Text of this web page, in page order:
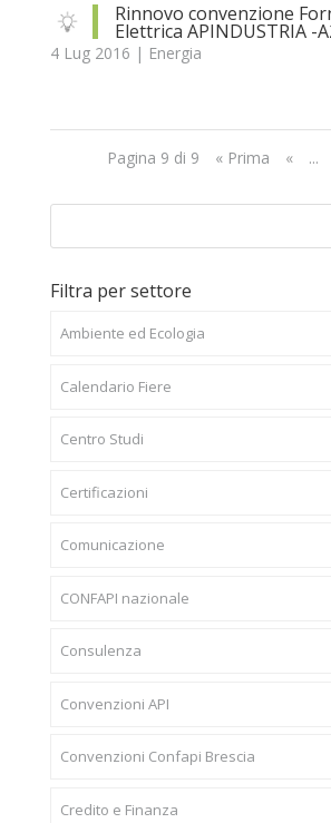
Rinnovo convenzione
Elettrica APINDUSTRIA -
4 Lug 2016 | Energia
Pagina 9 di 9 « Prima « ...
Filtra per settore
Ambiente ed Ecologia
Calendario Fiere
Centro Studi
Certificazioni
Comunicazione
CONFAPI nazionale
Consulenza
Convenzioni API
Convenzioni Confapi Brescia
Credito e Finanza